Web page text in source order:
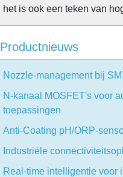
het is ook een teken van
Productnieuws
Nozzle-management bij
N-kanaal MOSFET's voor
toepassingen
Anti-Coating pH/ORP-
Industriële
Real-time intelligentie voor